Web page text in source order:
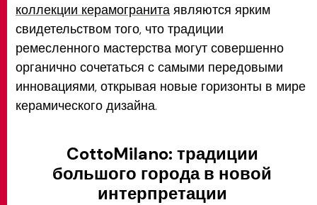
коллекции керамогранита являются ярким
свидетельством того, что традиции
ремесленного мастерства могут совершенно
органично сочетаться с самыми передовыми
инновациями, открывая новые горизонты в мире
керамического дизайна.
CottoMilano: традиции
большого города в новой
интерпретации